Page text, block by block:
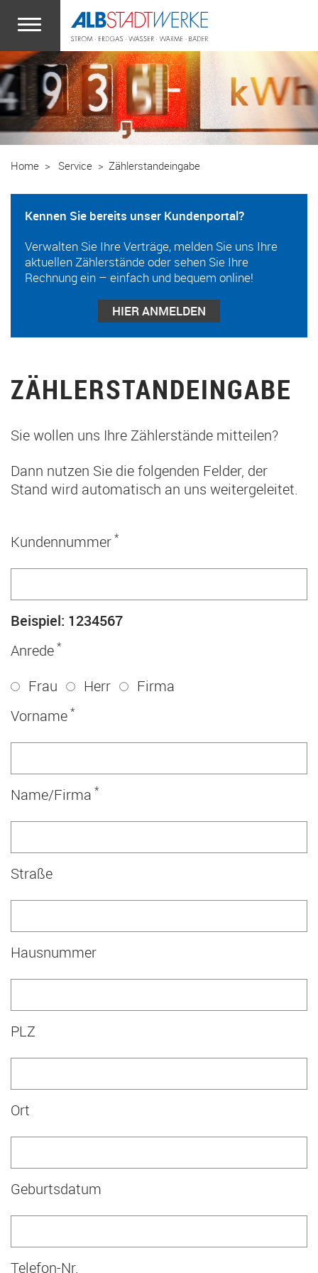
Zum Hauptinhalt springen
Home Service Zählerstandeingabe
Kennen Sie bereits unser Kundenportal?
Verwalten Sie Ihre Verträge, melden Sie uns Ihre
aktuellen Zählerstände oder sehen Sie Ihre
Rechnung ein – einfach und bequem online!
HIER ANMELDEN
ZÄHLERSTANDEINGABE
Sie wollen uns Ihre Zählerstände mitteilen?
Dann nutzen Sie die folgenden Felder, der
Stand wird automatisch an uns weitergeleitet.
Kundennummer *
Beispiel: 1234567
Anrede *
Frau Herr
Firma
Vorname *
Name/Firma *
Straße
Hausnummer
PLZ
Ort
Geburtsdatum
Telefon-Nr.